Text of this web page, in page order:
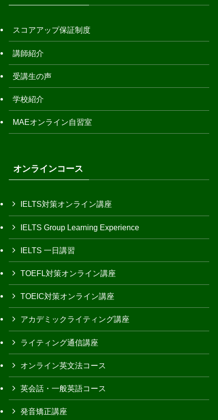
スコアアップ保証制度
講師紹介
受講生の声
学校紹介
MAEオンライン自習室
オンラインコース
IELTS対策オンライン講座
IELTS Group Learning Experience
IELTS 一日講習
TOEFL対策オンライン講座
TOEIC対策オンライン講座
アカデミックライティング講座
ライティング通信講座
オンライン英文法コース
英会話・一般英語コース
発音矯正講座